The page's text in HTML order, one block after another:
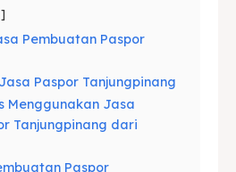
Pembuatan Paspor
Paspor Tanjungpinang
Menggunakan Jasa
Tanjungpinang dari
Paspor